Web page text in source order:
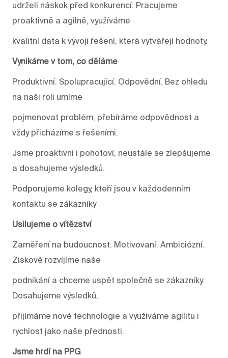
udrželi náskok před konkurencí. Pracujeme
proaktivně a agilně, využíváme
kvalitní data k vývoji řešení, která vytvářejí hodnoty.
Vynikáme v tom, co děláme
Produktivní. Spolupracující. Odpovědní. Bez ohledu
na naši roli umíme
pojmenovat problém, přebíráme odpovědnost a
vždy přicházíme s řešeními.
Jsme proaktivní i pohotoví, neustále se zlepšujeme
a dosahujeme výsledků.
Podporujeme kolegy, kteří jsou v každodenním
kontaktu se zákazníky
Usilujeme o vítězství
Zaměření na budoucnost. Motivovaní. Ambiciózní.
Ziskově rozvíjíme naše
podnikání a chceme uspět společně se zákazníky.
Dosahujeme výsledků,
přijímáme nové technologie a využíváme agilitu i
rychlost jako naše přednosti.
Jsme hrdí na PPG